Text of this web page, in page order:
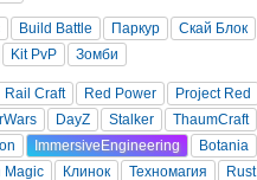
Build Battle Паркур Скай Блок
Kit PvP Зомби
Rail Craft Red Power Project Red
DayZ Stalker ThaumCraft
ImmersiveEngineering
Botania
Magic Клинок Техномагия Rust